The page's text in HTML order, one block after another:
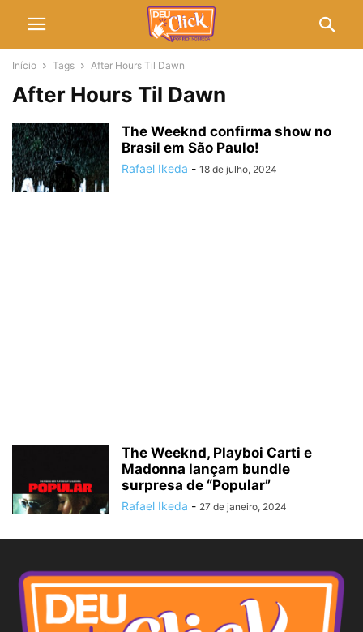
Início Tags After Hours Til Dawn
After Hours Til Dawn
The Weeknd confirma show no
Brasil em São Paulo!
Rafael Ikeda - 18 de julho, 2024
The Weeknd, Playboi Carti e
Madonna lançam bundle
surpresa de “Popular”
Rafael Ikeda - 27 de janeiro, 2024